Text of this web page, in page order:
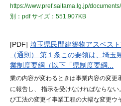
https://www.pref.saitama.lg.jp/
別：pdfサイズ：551.907KB
[PDF] 埼玉県民間建築物アスベス
（通則） 第１条この要領は、埼
業制度要綱（以下「県制度要綱...
業の内容が変わるときは事業内容の変更
に報告し、 指示を受けなければならない
び工法の変更イ事業工程の大幅な変更ウ